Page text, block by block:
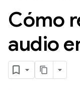
Cómo
audio